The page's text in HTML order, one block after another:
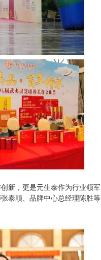
新，更是元生泰作为行业领军
泰顺、品牌中心总经理陈胜等